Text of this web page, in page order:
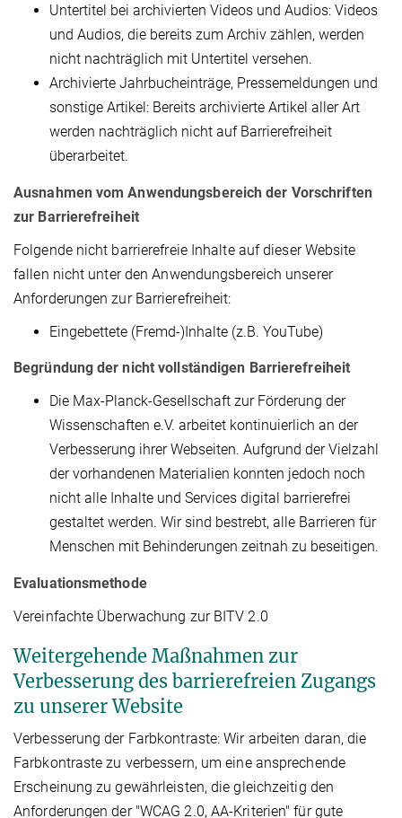
Untertitel bei archivierten Videos und Audios: Videos
und Audios, die bereits zum Archiv zählen, werden
nicht nachträglich mit Untertitel versehen.
Archivierte Jahrbucheinträge, Pressemeldungen und
sonstige Artikel: Bereits archivierte Artikel aller Art
werden nachträglich nicht auf Barrierefreiheit
überarbeitet.
Ausnahmen vom Anwendungsbereich der Vorschriften
zur Barrierefreiheit
Folgende nicht barrierefreie Inhalte auf dieser Website
fallen nicht unter den Anwendungsbereich unserer
Anforderungen zur Barrierefreiheit:
Eingebettete (Fremd-)Inhalte (z.B. YouTube)
Begründung der nicht vollständigen Barrierefreiheit
Die Max-Planck-Gesellschaft zur Förderung der
Wissenschaften e.V. arbeitet kontinuierlich an der
Verbesserung ihrer Webseiten. Aufgrund der Vielzahl
der vorhandenen Materialien konnten jedoch noch
nicht alle Inhalte und Services digital barrierefrei
gestaltet werden. Wir sind bestrebt, alle Barrieren für
Menschen mit Behinderungen zeitnah zu beseitigen.
Evaluationsmethode
Vereinfachte Überwachung zur BITV 2.0
Weitergehende Maßnahmen zur
Verbesserung des barrierefreien Zugangs
zu unserer Website
Verbesserung der Farbkontraste: Wir arbeiten daran, die
Farbkontraste zu verbessern, um eine ansprechende
Erscheinung zu gewährleisten, die gleichzeitig den
Anforderungen der "WCAG 2.0, AA-Kriterien" für gute